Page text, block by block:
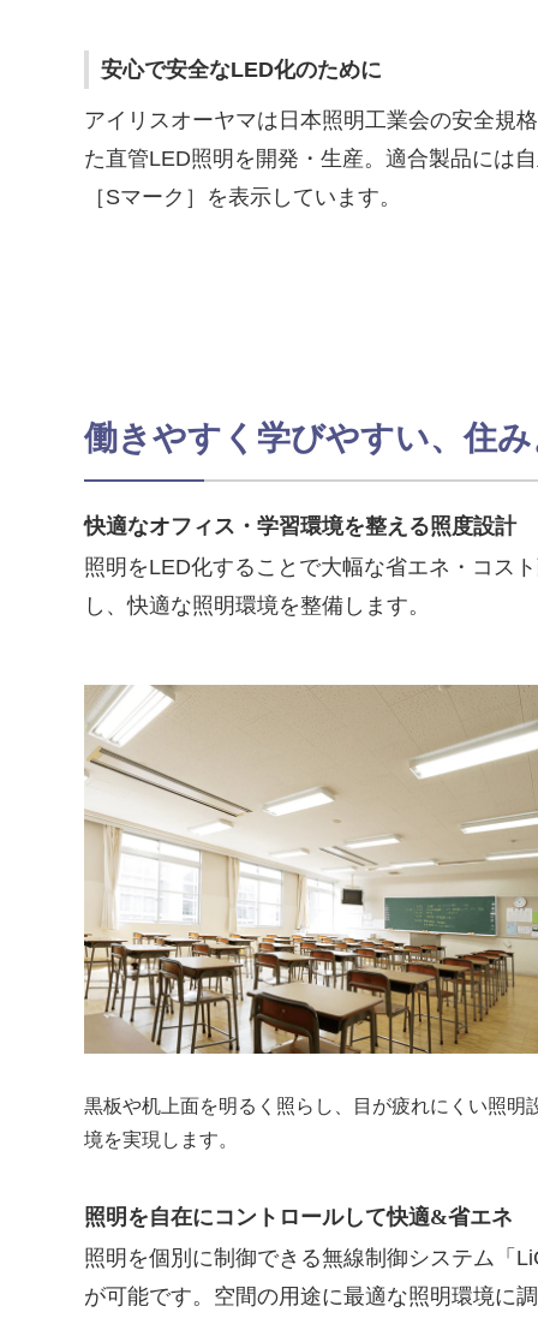
安心で安全なLED化のために
アイリスオーヤマは日本照明工業会の安全規
た直管LED照明を開発・生産。適合製品には
［Sマーク］を表示しています。
働きやすく学びやすい、住
快適なオフィス・学習環境を整える照度設計
照明をLED化することで大幅な省エネ・コス
し、快適な照明環境を整備します。
黒板や机上面を明るく照らし、目が疲れにくい照明
境を実現します。
照明を自在にコントロールして快適&省エネ
照明を個別に制御できる無線制御システム「
が可能です。空間の用途に最適な照明環境に